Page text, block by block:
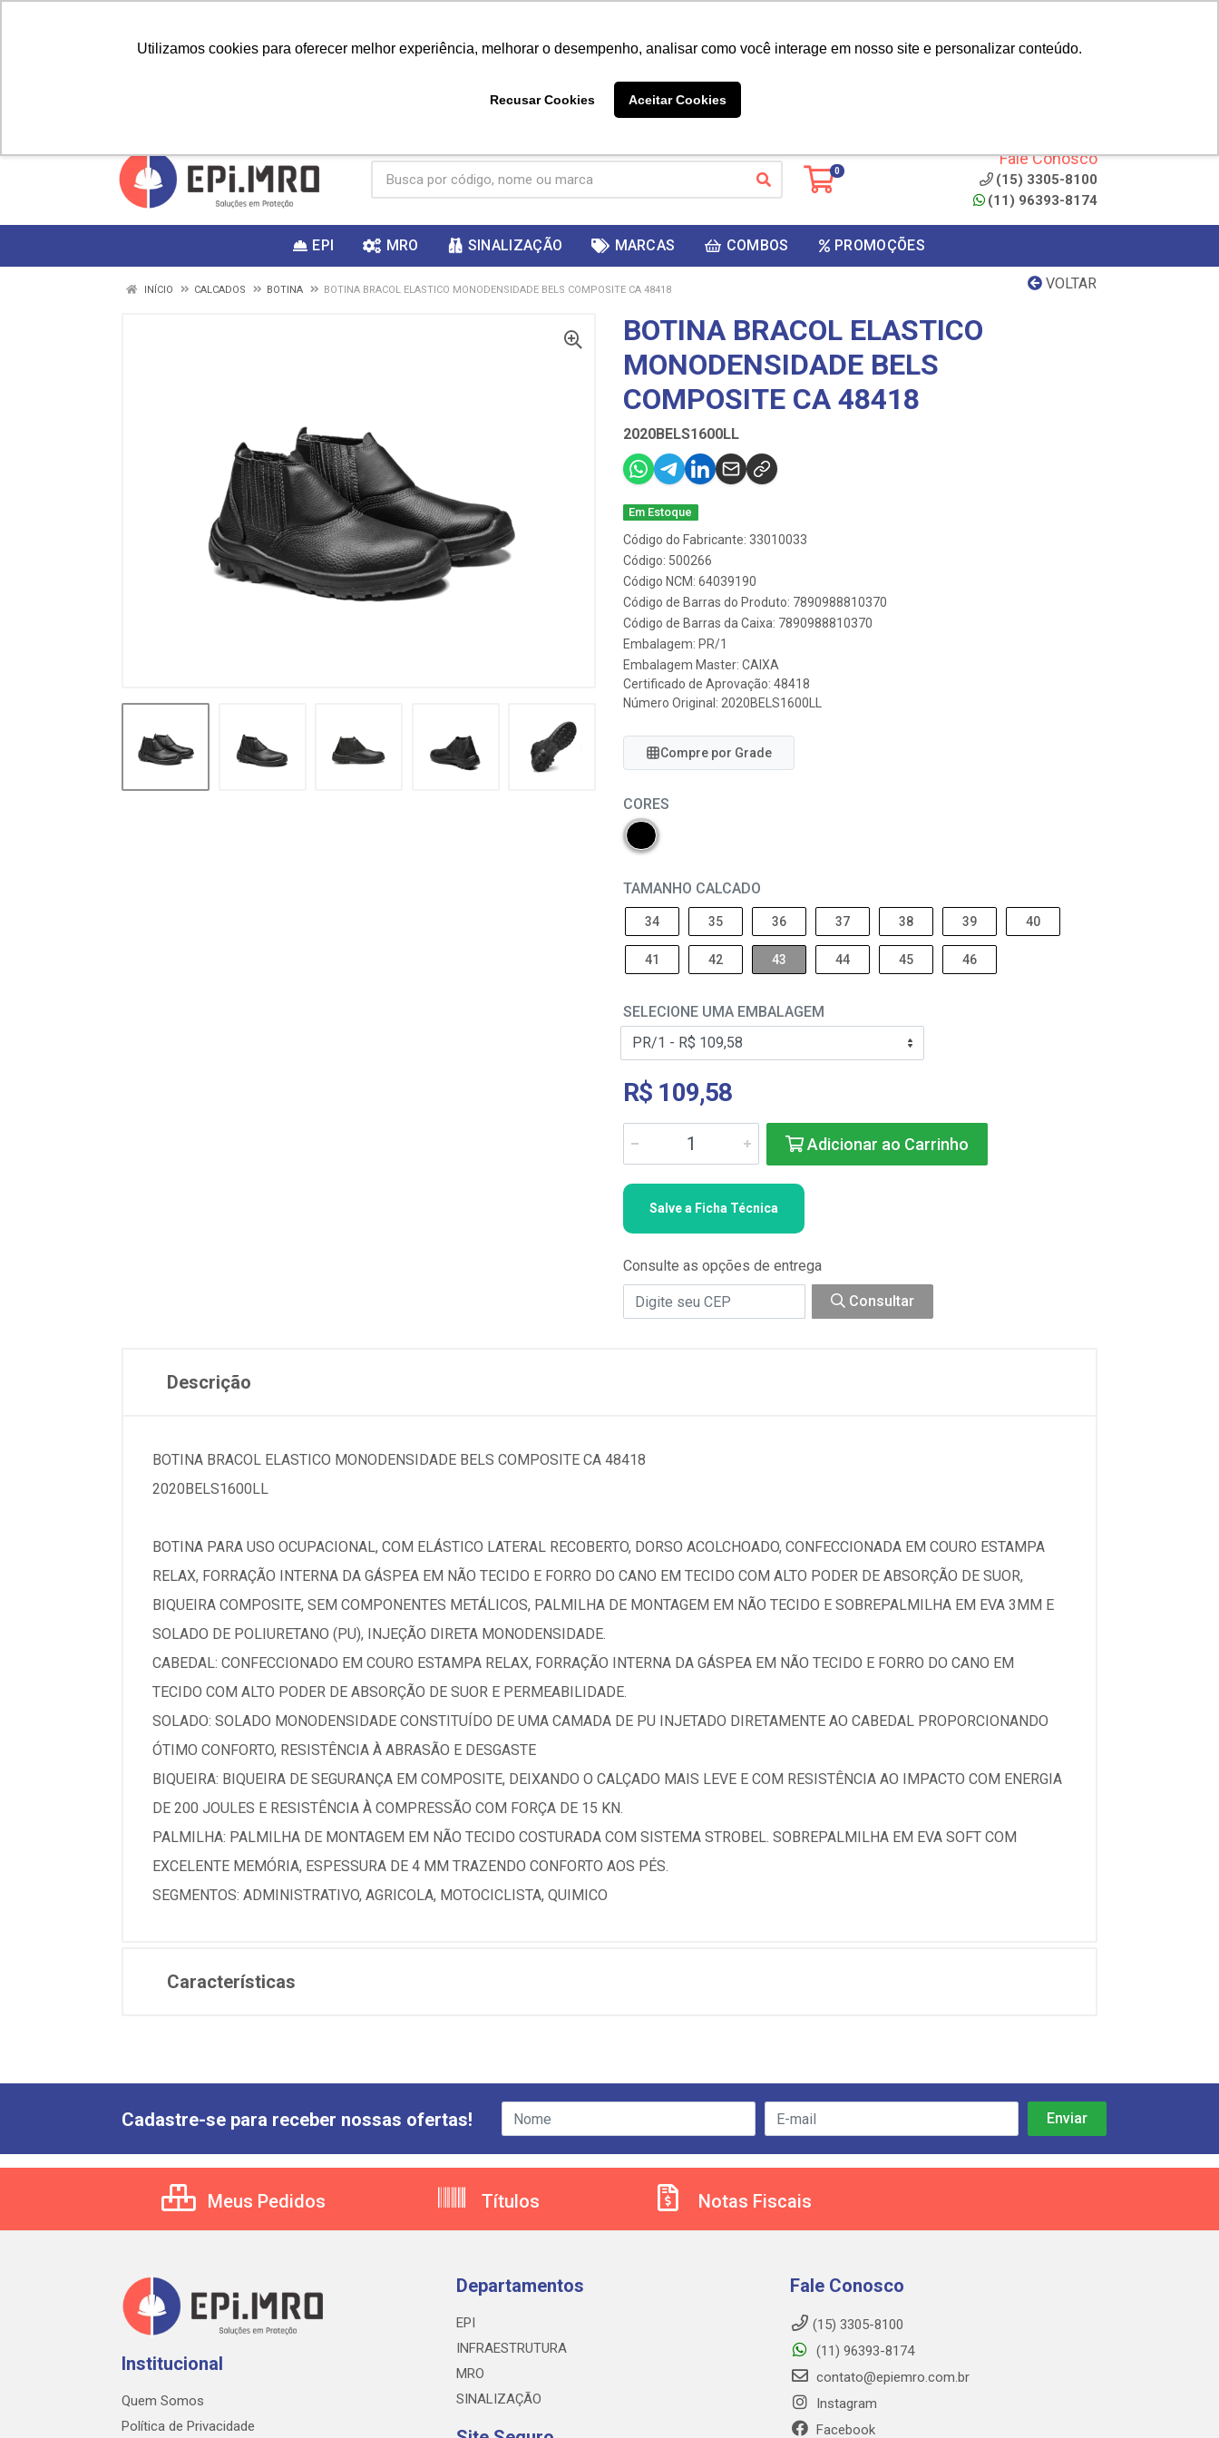
Utilizamos cookies para oferecer melhor experiência, melhorar o desempenho, analisar como você interage em nosso site e personalizar conteúdo.
Recusar Cookies Aceitar Cookies
ganhar
0
Fale Conosco
(15) 3305-8100
(11) 96393-8174
EPI MRO SINALIZAÇÃO MARCAS COMBOS PROMOÇÕES
VOLTAR
INÍCIO CALCADOS BOTINA BOTINA BRACOL ELASTICO MONODENSIDADE BELS COMPOSITE CA 48418
BOTINA BRACOL ELASTICO
MONODENSIDADE BELS
COMPOSITE CA 48418
2020BELS1600LL
Em Estoque
Código do Fabricante: 33010033
Código: 500266
Código NCM: 64039190
Código de Barras do Produto: 7890988810370
Código de Barras da Caixa: 7890988810370
Embalagem: PR/1
Embalagem Master: CAIXA
Certificado de Aprovação: 48418
Número Original: 2020BELS1600LL
Compre por Grade
CORES
TAMANHO CALCADO
34 35 36 37 38 39 40
41 42 43 44 45 46
SELECIONE UMA EMBALAGEM
R$ 109,58
Adicionar ao Carrinho
Salve a Ficha Técnica
Consulte as opções de entrega
Consultar
Descrição
BOTINA BRACOL ELASTICO MONODENSIDADE BELS COMPOSITE CA 48418
2020BELS1600LL
BOTINA PARA USO OCUPACIONAL, COM ELÁSTICO LATERAL RECOBERTO, DORSO ACOLCHOADO, CONFECCIONADA EM COURO ESTAMPA
RELAX, FORRAÇÃO INTERNA DA GÁSPEA EM NÃO TECIDO E FORRO DO CANO EM TECIDO COM ALTO PODER DE ABSORÇÃO DE SUOR,
BIQUEIRA COMPOSITE, SEM COMPONENTES METÁLICOS, PALMILHA DE MONTAGEM EM NÃO TECIDO E SOBREPALMILHA EM EVA 3MM E
SOLADO DE POLIURETANO (PU), INJEÇÃO DIRETA MONODENSIDADE.
CABEDAL: CONFECCIONADO EM COURO ESTAMPA RELAX, FORRAÇÃO INTERNA DA GÁSPEA EM NÃO TECIDO E FORRO DO CANO EM
TECIDO COM ALTO PODER DE ABSORÇÃO DE SUOR E PERMEABILIDADE.
SOLADO: SOLADO MONODENSIDADE CONSTITUÍDO DE UMA CAMADA DE PU INJETADO DIRETAMENTE AO CABEDAL PROPORCIONANDO
ÓTIMO CONFORTO, RESISTÊNCIA À ABRASÃO E DESGASTE
BIQUEIRA: BIQUEIRA DE SEGURANÇA EM COMPOSITE, DEIXANDO O CALÇADO MAIS LEVE E COM RESISTÊNCIA AO IMPACTO COM ENERGIA
DE 200 JOULES E RESISTÊNCIA À COMPRESSÃO COM FORÇA DE 15 KN.
PALMILHA: PALMILHA DE MONTAGEM EM NÃO TECIDO COSTURADA COM SISTEMA STROBEL. SOBREPALMILHA EM EVA SOFT COM
EXCELENTE MEMÓRIA, ESPESSURA DE 4 MM TRAZENDO CONFORTO AOS PÉS.
SEGMENTOS: ADMINISTRATIVO, AGRICOLA, MOTOCICLISTA, QUIMICO
Características
Cadastre-se para receber nossas ofertas!
Meus Pedidos Títulos Notas Fiscais
Institucional
Quem Somos
Política de Privacidade
Departamentos
EPI
INFRAESTRUTURA
MRO
SINALIZAÇÃO
Fale Conosco
(15) 3305-8100
(11) 96393-8174
contato@epiemro.com.br
Instagram
Facebook